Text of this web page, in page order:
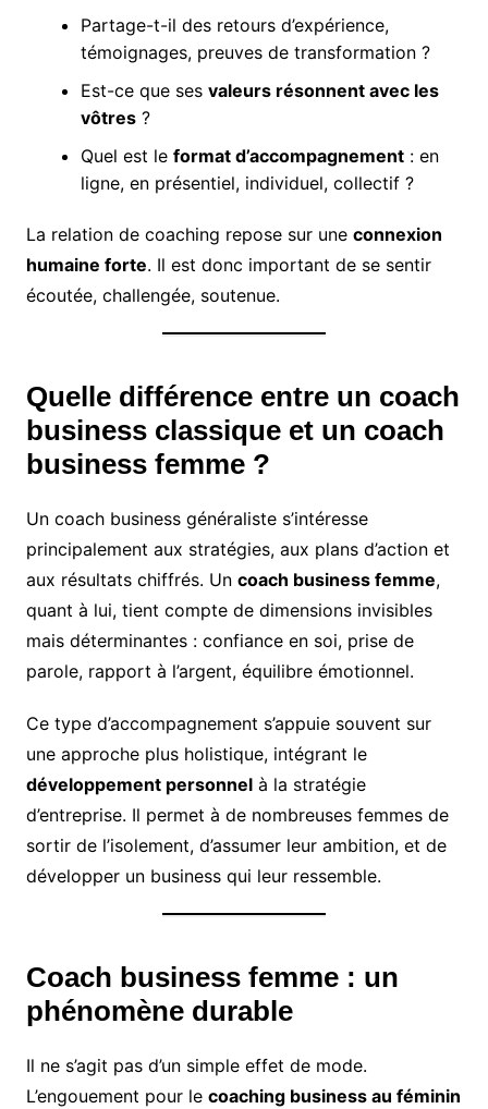
Partage-t-il des retours d’expérience,
témoignages, preuves de transformation ?
Est-ce que ses valeurs résonnent avec les
vôtres?
Quel est le format d’accompagnement: en
ligne, en présentiel, individuel, collectif ?
La relation de coaching repose sur une connexion
humaine forte. Il est donc important de se sentir
écoutée, challengée, soutenue.
Quelle différence entre un coach
business classique et un coach
business femme ?
Un coach business généraliste s’intéresse
principalement aux stratégies, aux plans d’action et
aux résultats chiffrés. Un coach business femme,
quant à lui, tient compte de dimensions invisibles
mais déterminantes : confiance en soi, prise de
parole, rapport à l’argent, équilibre émotionnel.
Ce type d’accompagnement s’appuie souvent sur
une approche plus holistique, intégrant le
développement personnelà la stratégie
d’entreprise. Il permet à de nombreuses femmes de
sortir de l’isolement, d’assumer leur ambition, et de
développer un business qui leur ressemble.
Coach business femme : un
phénomène durable
Il ne s’agit pas d’un simple effet de mode.
L’engouement pour le coaching business au féminin